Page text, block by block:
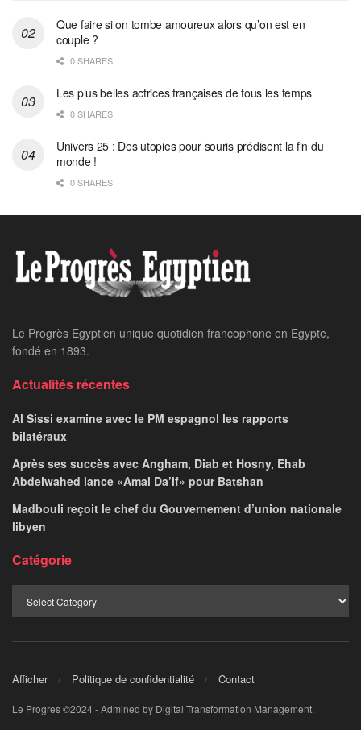
Que faire si on tombe amoureux alors qu’on est en
couple ?
0 SHARES
Les plus belles actrices françaises de tous les temps
0 SHARES
Univers 25 : Des utopies pour souris prédisent la fin du
monde !
0 SHARES
Al-Sissi se rend
aujourd’hui à Nairobi
pour participer à une
réunion de l’Union
africaine